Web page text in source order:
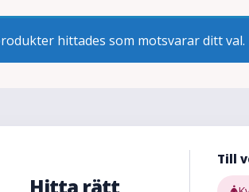
hittades som motsvarar ditt val.
Till